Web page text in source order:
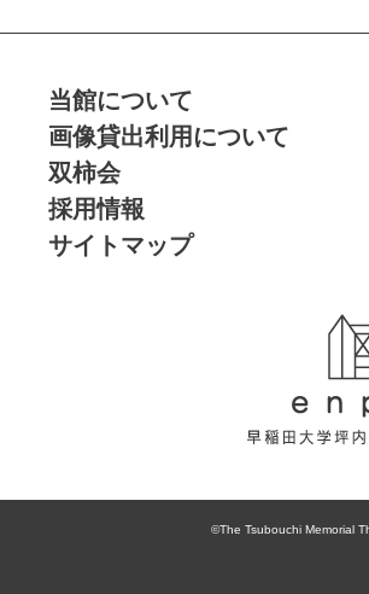
当館について
画像貸出利用について
双柿会
採用情報
サイトマップ
大学
念演
©The Tsubouchi Memorial